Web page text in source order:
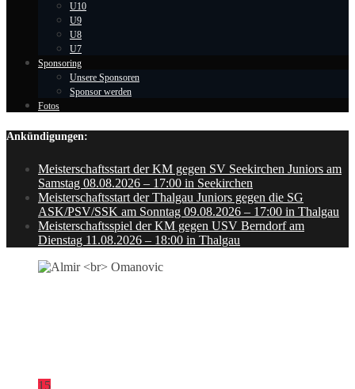
U10
U9
U8
U7
Sponsoring
Unsere Sponsoren
Sponsor werden
Fotos
Ankündigungen:
Meisterschaftsstart der KM gegen SV Seekirchen Juniors am
Samstag 08.08.2026 – 17:00 in Seekirchen
Meisterschaftsstart der Thalgau Juniors gegen die SG
ASK/PSV/SSK am Sonntag 09.08.2026 – 17:00 in Thalgau
Meisterschaftsspiel der KM gegen USV Berndorf am
Dienstag 11.08.2026 – 18:00 in Thalgau
15